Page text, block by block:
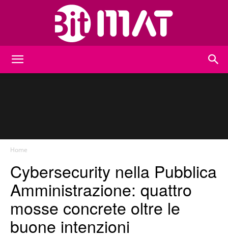
Home
Cybersecurity nella Pubblica
Amministrazione: quattro
mosse concrete oltre le
buone intenzioni